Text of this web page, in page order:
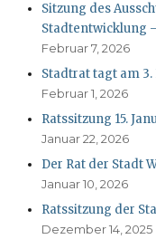
Sitzung des
Stadtentwicklung
Februar 7, 2026
Stadtrat tagt am 3.
Februar 1, 2026
Ratssitzung 15.
Januar 22, 2026
Der Rat der Stadt
Januar 10, 2026
Ratssitzung der
Dezember 14, 2025